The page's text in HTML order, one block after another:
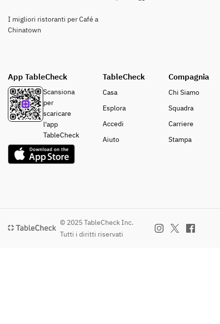
I migliori ristoranti per Café a
Chinatown
App TableCheck
Scansiona
per
scaricare
l'app
TableCheck
TableCheck
Casa
Esplora
Accedi
Aiuto
Compagnia
Chi Siamo
Squadra
Carriere
Stampa
© 2025 TableCheck Inc.
Tutti i diritti riservati